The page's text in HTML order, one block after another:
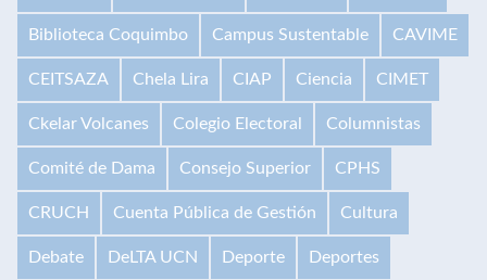
Biblioteca Coquimbo Campus Sustentable CAVIME
CEITSAZA Chela Lira CIAP Ciencia CIMET
Ckelar Volcanes Colegio Electoral Columnistas
Comité de Dama Consejo Superior CPHS
CRUCH Cuenta Pública de Gestión Cultura
Debate DeLTA UCN Deporte Deportes